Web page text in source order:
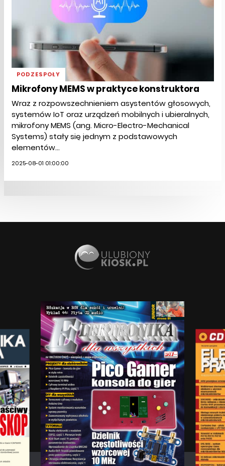
PODZESPOŁY
Mikrofony MEMS w praktyce konstruktora
Wraz z rozpowszechnieniem asystentów głosowych,
systemów IoT oraz urządzeń mobilnych i ubieralnych,
mikrofony MEMS (ang. Micro-Electro-Mechanical
Systems) stały się jednym z podstawowych
elementów...
2025-08-01 01:00:00